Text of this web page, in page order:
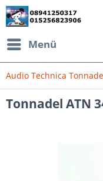
Menü
Audio Technica
Tonnadel ATN